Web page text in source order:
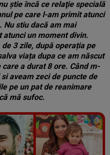
ştie încă ce relaţie specială
pe care l-am primit atunci
Nu stiu dacă am mai
un moment divin.
3 zile, după operația pe
viața dupa ce am născut
a durat 8 ore. Când m-
aveam zeci de puncte de
pe un pat de reanimare
mă sufoc.